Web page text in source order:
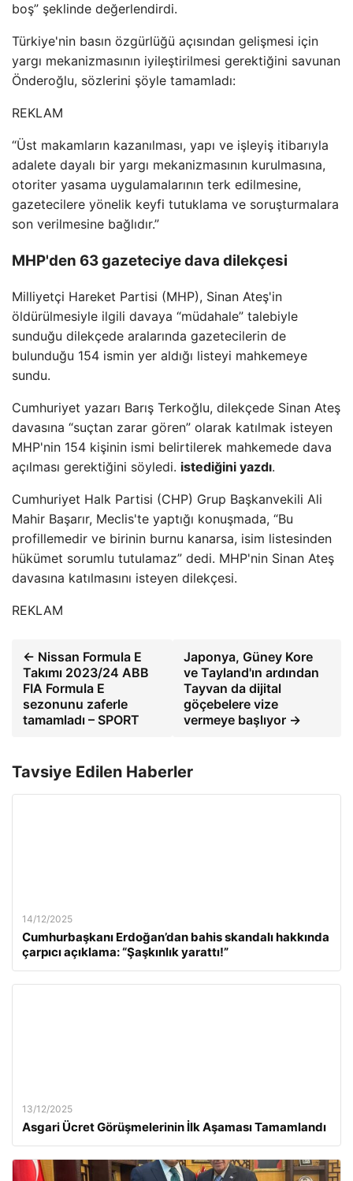
boş” şeklinde değerlendirdi.
Türkiye'nin basın özgürlüğü açısından gelişmesi için
yargı mekanizmasının iyileştirilmesi gerektiğini savunan
Önderoğlu, sözlerini şöyle tamamladı:
REKLAM
“Üst makamların kazanılması, yapı ve işleyiş itibarıyla
adalete dayalı bir yargı mekanizmasının kurulmasına,
otoriter yasama uygulamalarının terk edilmesine,
gazetecilere yönelik keyfi tutuklama ve soruşturmalara
son verilmesine bağlıdır.”
MHP'den 63 gazeteciye dava dilekçesi
Milliyetçi Hareket Partisi (MHP), Sinan Ateş'in
öldürülmesiyle ilgili davaya “müdahale” talebiyle
sunduğu dilekçede aralarında gazetecilerin de
bulunduğu 154 ismin yer aldığı listeyi mahkemeye
sundu.
Cumhuriyet yazarı Barış Terkoğlu, dilekçede Sinan Ateş
davasına “suçtan zarar gören” olarak katılmak isteyen
MHP'nin 154 kişinin ismi belirtilerek mahkemede dava
açılması gerektiğini söyledi. istediğini yazdı.
Cumhuriyet Halk Partisi (CHP) Grup Başkanvekili Ali
Mahir Başarır, Meclis'te yaptığı konuşmada, “Bu
profillemedir ve birinin burnu kanarsa, isim listesinden
hükümet sorumlu tutulamaz” dedi. MHP'nin Sinan Ateş
davasına katılmasını isteyen dilekçesi.
REKLAM
← Nissan Formula E
Takımı 2023/24 ABB
FIA Formula E
sezonunu zaferle
tamamladı – SPORT
Japonya, Güney Kore
ve Tayland'ın ardından
Tayvan da dijital
göçebelere vize
vermeye başlıyor →
Tavsiye Edilen Haberler
14/12/2025
Cumhurbaşkanı Erdoğan’dan bahis skandalı hakkında
çarpıcı açıklama: “Şaşkınlık yarattı!”
13/12/2025
Asgari Ücret Görüşmelerinin İlk Aşaması Tamamlandı